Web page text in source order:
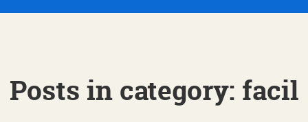
Posts in category: facil